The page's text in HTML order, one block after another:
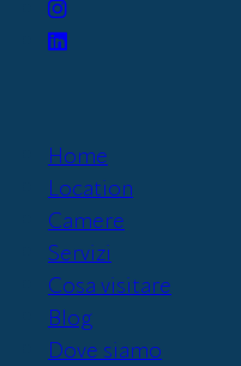
Home
Location
Camere
Servizi
Cosa visitare
Blog
Dove siamo